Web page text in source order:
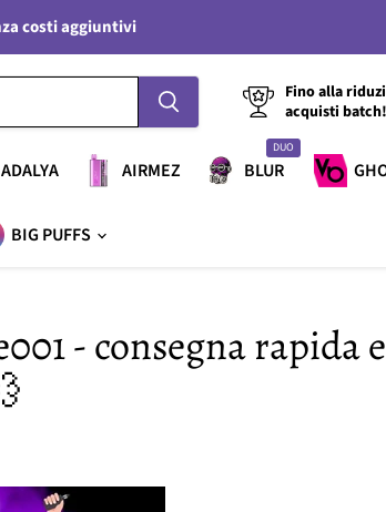
costi aggiuntivi
Fino alla
acquisti batch!
ADALYA AIRMEZ
DUO
BLUR
BIG PUFFS
- consegna